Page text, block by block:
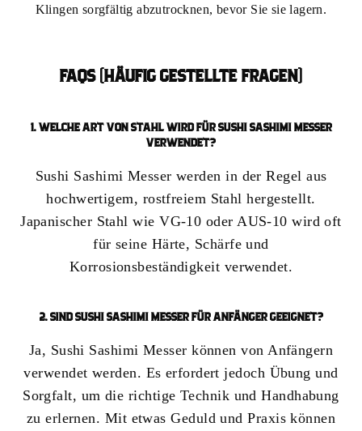
Klingen sorgfältig abzutrocknen, bevor Sie sie lagern.
FAQS (HÄUFIG GESTELLTE FRAGEN)
1. WELCHE ART VON STAHL WIRD FÜR SUSHI SASHIMI MESSER
VERWENDET?
Sushi Sashimi Messer werden in der Regel aus
hochwertigem, rostfreiem Stahl hergestellt.
Japanischer Stahl wie VG-10 oder AUS-10 wird oft
für seine Härte, Schärfe und
Korrosionsbeständigkeit verwendet.
2. SIND SUSHI SASHIMI MESSER FÜR ANFÄNGER GEEIGNET?
Ja, Sushi Sashimi Messer können von Anfängern
verwendet werden. Es erfordert jedoch Übung und
Sorgfalt, um die richtige Technik und Handhabung
zu erlernen. Mit etwas Geduld und Praxis können